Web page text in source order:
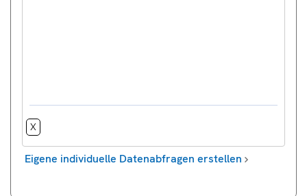
X
Eigene individuelle Datenabfragen erstellen